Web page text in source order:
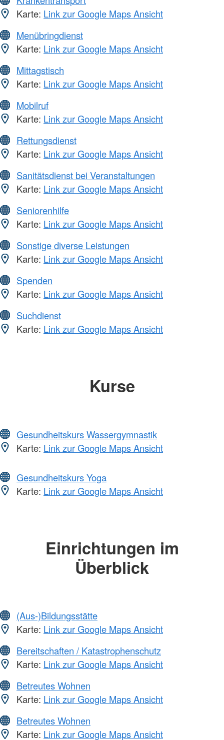
Karte: Link zur Google Maps Ansicht
Menübringdienst
Karte: Link zur Google Maps Ansicht
Mittagstisch
Karte: Link zur Google Maps Ansicht
Mobilruf
Karte: Link zur Google Maps Ansicht
Rettungsdienst
Karte: Link zur Google Maps Ansicht
Sanitätsdienst bei Veranstaltungen
Karte: Link zur Google Maps Ansicht
Seniorenhilfe
Karte: Link zur Google Maps Ansicht
Sonstige diverse Leistungen
Karte: Link zur Google Maps Ansicht
Spenden
Karte: Link zur Google Maps Ansicht
Suchdienst
Karte: Link zur Google Maps Ansicht
Kurse
Gesundheitskurs Wassergymnastik
Karte: Link zur Google Maps Ansicht
Gesundheitskurs Yoga
Karte: Link zur Google Maps Ansicht
Einrichtungen im
Überblick
(Aus-)Bildungsstätte
Karte: Link zur Google Maps Ansicht
Bereitschaften / Katastrophenschutz
Karte: Link zur Google Maps Ansicht
Betreutes Wohnen
Karte: Link zur Google Maps Ansicht
Betreutes Wohnen
Karte: Link zur Google Maps Ansicht